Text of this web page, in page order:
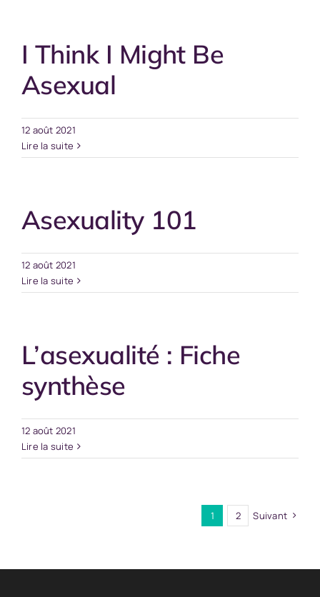
I Think I Might Be
Asexual
12 août 2021
Lire la suite
Asexuality 101
12 août 2021
Lire la suite
L’asexualité : Fiche
synthèse
12 août 2021
Lire la suite
1 2 Suivant